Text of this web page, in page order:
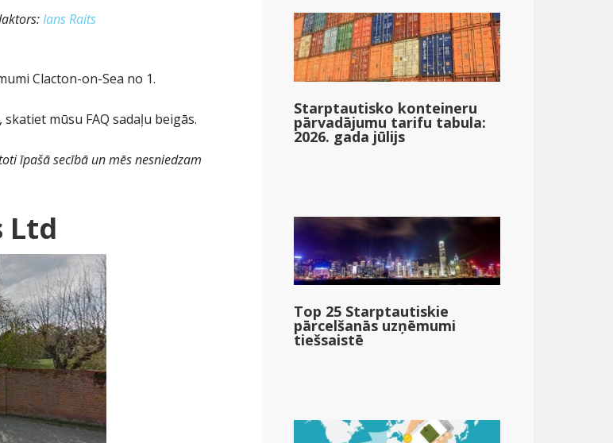
Ians Raits
Clacton-on-Sea no 1.
mūsu FAQ sadaļu beigās.
īpašā secībā un mēs nesniedzam
Ltd
Starptautisko konteineru
pārvadājumu tarifu tabula:
2026. gada jūlijs
Top 25 Starptautiskie
pārcelšanās uzņēmumi
tiešsaistē